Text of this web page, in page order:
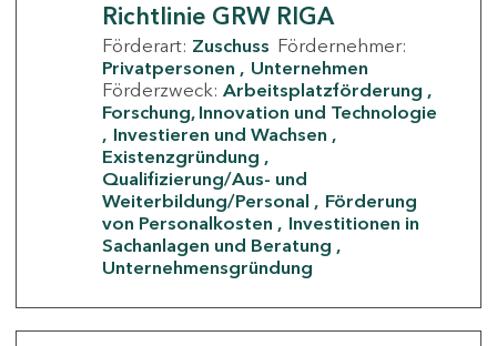
Richtlinie GRW RIGA
Förderart: Zuschuss Fördernehmer:
Privatpersonen
Unternehmen
Förderzweck: Arbeitsplatzförderung
Forschung, Innovation und Technologie
Investieren und Wachsen
Existenzgründung
Qualifizierung/Aus- und
Weiterbildung/Personal
Förderung
von Personalkosten
Investitionen in
Sachanlagen und Beratung
Unternehmensgründung